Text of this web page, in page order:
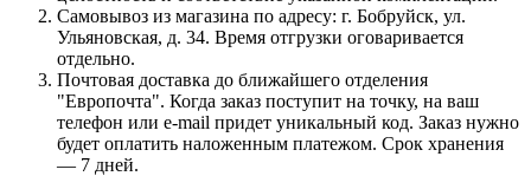
Самовывоз из магазина по адресу: г. Бобруйск, ул.
Ульяновская, д. 34. Время отгрузки оговаривается
отдельно.
Почтовая доставка до ближайшего отделения
"Европочта". Когда заказ поступит на точку, на ваш
телефон или e-mail придет уникальный код. Заказ нужно
будет оплатить наложенным платежом. Срок хранения
— 7 дней.